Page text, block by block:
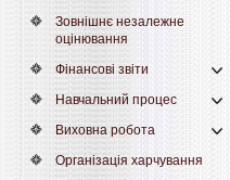
Зовнішнє незалежне
оцінювання
Фінансові звіти
Навчальний процес
Виховна робота
Організація харчування